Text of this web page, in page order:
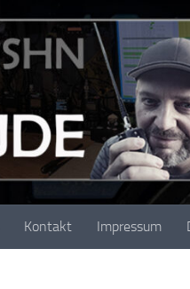
Kontakt Impressum